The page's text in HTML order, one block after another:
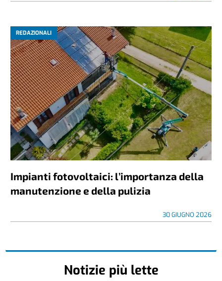
REDAZIONALI
Impianti fotovoltaici: l’importanza della
manutenzione e della pulizia
30 GIUGNO 2026
Notizie più lette